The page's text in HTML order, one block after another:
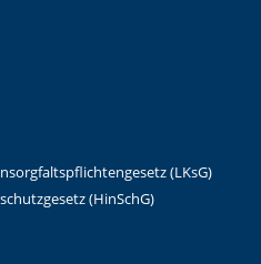
(LKsG)
(HinSchG)